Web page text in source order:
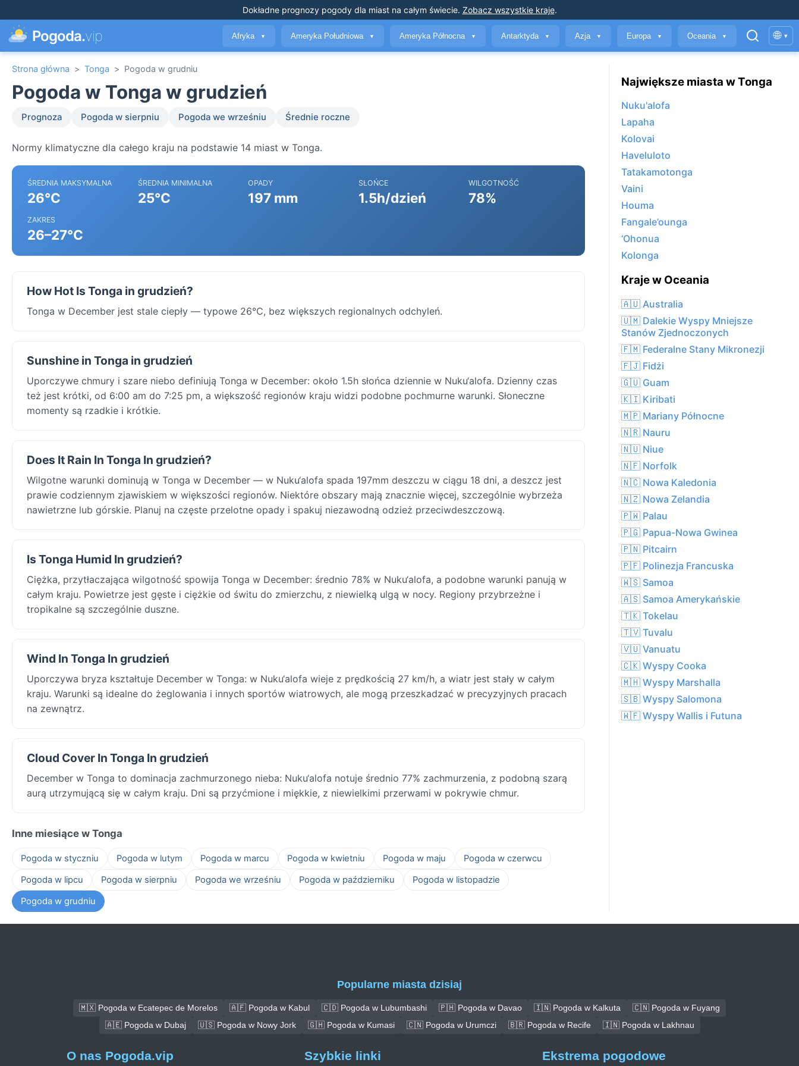
Dokładne prognozy pogodydla miast na całym świecie. Zobacz wszystkie kraje.
Pogoda.vip Afryka ▼ Ameryka Południowa ▼ Ameryka Północna ▼ Antarktyda ▼ Azja ▼ Europa ▼ Oceania ▼ 🌐 ▾
Strona główna > Tonga > Pogoda w grudniu
Pogoda w Tonga w grudzień
Prognoza Pogoda w sierpniu Pogoda we wrześniu Średnie roczne
Normy klimatyczne dla całego kraju na podstawie 14 miast w Tonga.
ŚREDNIA MAKSYMALNA
26°C
ŚREDNIA MINIMALNA
25°C
OPADY
197 mm
SŁOŃCE
1.5h/dzień
WILGOTNOŚĆ
78%
ZAKRES
26–27°C
How Hot Is Tonga in grudzień?
Tonga w December jest stale ciepły — typowe 26°C, bez większych regionalnych odchyleń.
Sunshine in Tonga in grudzień
Uporczywe chmury i szare niebo definiują Tonga w December: około 1.5h słońca dziennie w Nuku‘alofa. Dzienny czas
też jest krótki, od 6:00 am do 7:25 pm, a większość regionów kraju widzi podobne pochmurne warunki. Słoneczne
momenty są rzadkie i krótkie.
Does It Rain In Tonga In grudzień?
Wilgotne warunki dominują w Tonga w December — w Nuku‘alofa spada 197mm deszczu w ciągu 18 dni, a deszcz jest
prawie codziennym zjawiskiem w większości regionów. Niektóre obszary mają znacznie więcej, szczególnie wybrzeża
nawietrzne lub górskie. Planuj na częste przelotne opady i spakuj niezawodną odzież przeciwdeszczową.
Is Tonga Humid In grudzień?
Ciężka, przytłaczająca wilgotność spowija Tonga w December: średnio 78% w Nuku‘alofa, a podobne warunki panują w
całym kraju. Powietrze jest gęste i ciężkie od świtu do zmierzchu, z niewielką ulgą w nocy. Regiony przybrzeżne i
tropikalne są szczególnie duszne.
Wind In Tonga In grudzień
Uporczywa bryza kształtuje December w Tonga: w Nuku‘alofa wieje z prędkością 27 km/h, a wiatr jest stały w całym
kraju. Warunki są idealne do żeglowania i innych sportów wiatrowych, ale mogą przeszkadzać w precyzyjnych pracach
na zewnątrz.
Cloud Cover In Tonga In grudzień
December w Tonga to dominacja zachmurzonego nieba: Nuku‘alofa notuje średnio 77% zachmurzenia, z podobną szarą
aurą utrzymującą się w całym kraju. Dni są przyćmione i miękkie, z niewielkimi przerwami w pokrywie chmur.
Inne miesiące w Tonga
Pogoda w styczniu Pogoda w lutym Pogoda w marcu Pogoda w kwietniu Pogoda w maju
Pogoda w czerwcu
Pogoda w lipcu
Pogoda w sierpniu Pogoda we wrześniu Pogoda w październiku
Pogoda w listopadzie
Pogoda w grudniu
Największe miasta w Tonga
Nuku'alofa
Lapaha
Kolovai
Haveluloto
Tatakamotonga
Vaini
Houma
Fangale’ounga
‘Ohonua
Kolonga
Kraje w Oceania
🇦🇺 Australia
🇺🇲 Dalekie Wyspy Mniejsze
Stanów Zjednoczonych
🇫🇲 Federalne Stany Mikronezji
🇫🇯 Fidżi
🇬🇺 Guam
🇰🇮 Kiribati
🇲🇵 Mariany Północne
🇳🇷 Nauru
🇳🇺 Niue
🇳🇫 Norfolk
🇳🇨 Nowa Kaledonia
🇳🇿 Nowa Zelandia
🇵🇼 Palau
🇵🇬 Papua-Nowa Gwinea
🇵🇳 Pitcairn
🇵🇫 Polinezja Francuska
🇼🇸 Samoa
🇦🇸 Samoa Amerykańskie
🇹🇰 Tokelau
🇹🇻 Tuvalu
🇻🇺 Vanuatu
🇨🇰 Wyspy Cooka
🇲🇭 Wyspy Marshalla
🇸🇧 Wyspy Salomona
🇼🇫 Wyspy Wallis i Futuna
Popularne miasta dzisiaj
🇲🇽 Pogoda w Ecatepec de Morelos 🇦🇫 Pogoda w Kabul 🇨🇩 Pogoda w Lubumbashi 🇵🇭 Pogoda w Davao 🇮🇳 Pogoda w Kalkuta
🇨🇳 Pogoda w Fuyang
🇦🇪 Pogoda w Dubaj
🇺🇸 Pogoda w Nowy Jork 🇬🇭 Pogoda w Kumasi 🇨🇳 Pogoda w Urumczi 🇧🇷 Pogoda w Recife 🇮🇳 Pogoda w Lakhnau
O nas Pogoda.vip Szybkie linki Ekstrema pogodowe